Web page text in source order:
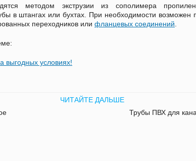
методом экструзии из сополимера
в штангах или бухтах. При необходимости
переходников или фланцевых соединений
выгодных условиях!
ЧИТАЙТЕ ДАЛЬШЕ
Трубы ПВХ для